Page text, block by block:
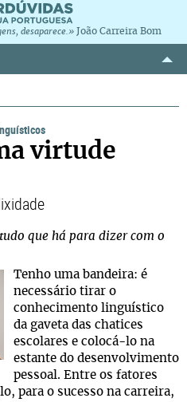
desaparece.» João Carreira Bom
virtude
que há para dizer com o
Tenho uma bandeira: é
necessário tirar o
conhecimento linguístico
da gaveta das chatices
escolares e colocá-lo na
estante do desenvolvimento
pessoal. Entre os fatores
para o sucesso na carreira,